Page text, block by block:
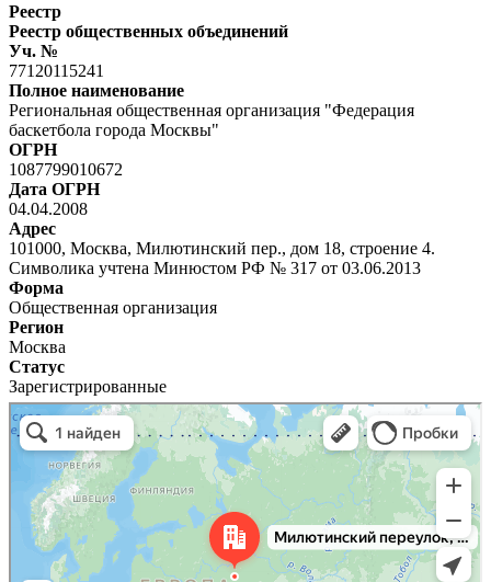
Реестр
Реестр общественных объединений
Уч. №
77120115241
Полное наименование
Региональная общественная организация "Федерация
баскетбола города Москвы"
ОГРН
1087799010672
Дата ОГРН
04.04.2008
Адрес
101000, Москва, Милютинский пер., дом 18, строение 4.
Символика учтена Минюстом РФ № 317 от 03.06.2013
Форма
Общественная организация
Регион
Москва
Статус
Зарегистрированные